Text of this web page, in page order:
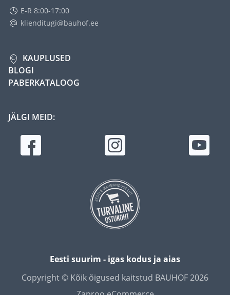
E-R 8:00-17:00
klienditugi@bauhof.ee
KAUPLUSED
BLOGI
PABERKATALOOG
JÄLGI MEID:
Eesti suurim - igas kodus ja aias
Copyright © Kõik õigused kaitstud BAUHOF 2026